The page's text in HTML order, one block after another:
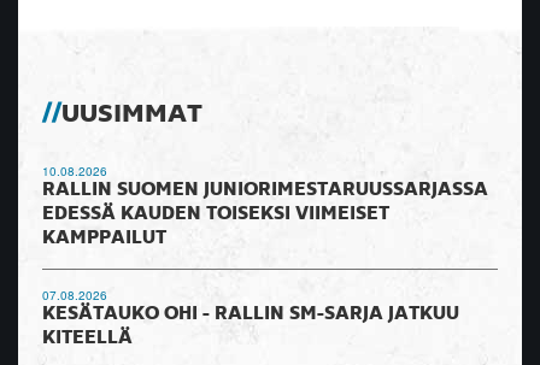
UUSIMMAT
10.08.2026
RALLIN SUOMEN JUNIORIMESTARUUSSARJASSA
EDESSÄ KAUDEN TOISEKSI VIIMEISET
KAMPPAILUT
07.08.2026
KESÄTAUKO OHI - RALLIN SM-SARJA JATKUU
KITEELLÄ